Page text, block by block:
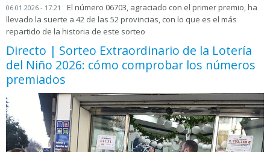
06.01.2026 - 17:21
El número 06703, agraciado con el primer premio, ha
llevado la suerte a 42 de las 52 provincias, con lo que es el más
repartido de la historia de este sorteo
Directo | Sorteo Extraordinario de la Lotería
del Niño 2026: cómo comprobar los números
premiados